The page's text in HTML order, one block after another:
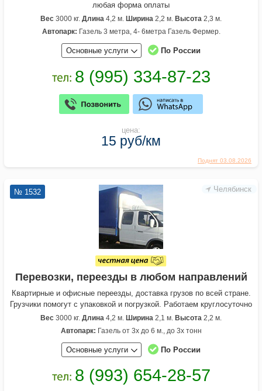
Поднят 03.08.2026
любая форма оплаты
Вес 3000 кг. Длина 4,2 м. Ширина 2,2 м. Высота 2,3 м.
Автопарк: Газель 3 метра, 4- 6метра Газель Фермер.
Основные услуги По России
цена:
15 руб/км
Челябинск
№ 1532
Перевозки, переезды в любом направлений
Квартирные и офисные переезды, доставка грузов по всей стране.
Грузчики помогут с упаковкой и погрузкой. Работаем круглосуточно
Вес 3000 кг. Длина 4,2 м. Ширина 2,1 м. Высота 2,2 м.
Автопарк: Газель от 3х до 6 м., до 3х тонн
Основные услуги По России